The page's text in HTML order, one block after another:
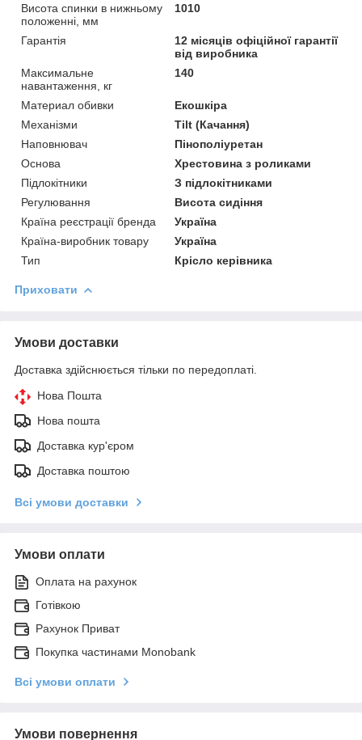
Висота спинки в нижньому
положенні, мм
1010
Гарантія
12 місяців офіційної гарантії
від виробника
Максимальне
навантаження, кг
140
Материал обивки
Екошкіра
Механізми
Tilt (Качання)
Наповнювач
Пінополіуретан
Основа
Хрестовина з роликами
Підлокітники
З підлокітниками
Регулювання
Висота сидіння
Країна реєстрації бренда
Україна
Країна-виробник товару
Україна
Тип
Крісло керівника
Приховати
Умови доставки
Доставка здійснюється тільки по передоплаті.
Нова Пошта
Нова пошта
Доставка кур'єром
Доставка поштою
Всі умови доставки
Умови оплати
Оплата на рахунок
Готівкою
Рахунок Приват
Покупка частинами Monobank
Всі умови оплати
Умови повернення